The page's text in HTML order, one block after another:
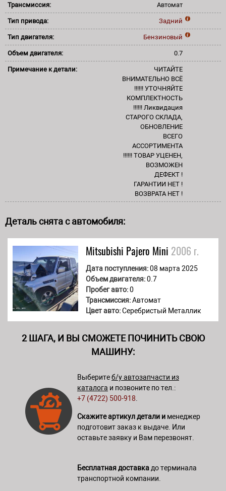
Трансмиссия: Автомат
Тип привода: Задний
Тип двигателя: Бензиновый
Объем двигателя: 0.7
Примечание к детали:
ЧИТАЙТЕ
ВНИМАТЕЛЬНО ВСЁ
!!!!!! УТОЧНЯЙТЕ
КОМПЛЕКТНОСТЬ
!!!!!! Ликвидация
СТАРОГО СКЛАДА,
ОБНОВЛЕНИЕ
ВСЕГО
АССОРТИМЕНТА
!!!!!! ТОВАР УЦЕНЕН,
ВОЗМОЖЕН
ДЕФЕКТ !
ГАРАНТИИ НЕТ !
ВОЗВРАТА НЕТ !
Деталь снята с автомобиля:
Mitsubishi Pajero Mini 2006 г.
Дата поступления:08 марта 2025
Объем двигателя:0.7
Пробег авто:0
Трансмиссия:Автомат
Цвет авто:Серебристый Металлик
2 ШАГА, И ВЫ СМОЖЕТЕ ПОЧИНИТЬ СВОЮ
МАШИНУ:
Выберитеб/у автозапчасти из
каталога и позвоните по тел.:
+7 (4722) 500-918
Скажите артикул детали и менеджер
подготовит заказ к выдаче. Или
оставьте заявку и Вам перезвонят.
Бесплатная доставка до терминала
транспортной компании.